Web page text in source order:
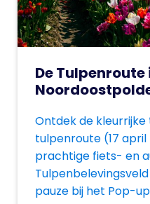
De Tulpenroute
Ontdek de
tulpenroute (17
prachtige fiets- en
pauze bij het Pop-